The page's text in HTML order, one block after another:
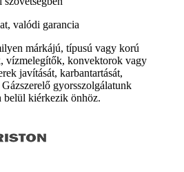
valódi garancia
márkájú, típusú vagy korú
vízmelegítők, konvektorok vagy
javítását, karbantartását,
Gázszerelő gyorsszolgálatunk
belül kiérkezik önhöz.